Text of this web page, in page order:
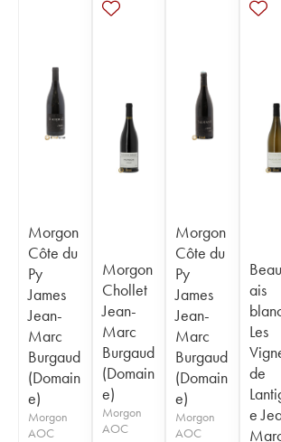
Morgon
Côte du
Py
James
Jean-
Marc
Burgaud
(Domain
e)
Morgon
AOC
Morgon
Chollet
Jean-
Marc
Burgaud
(Domain
e)
Morgon
AOC
Morgon
Côte du
Py
James
Jean-
Marc
Burgaud
(Domain
e)
Morgon
AOC
ais
Les
de
e